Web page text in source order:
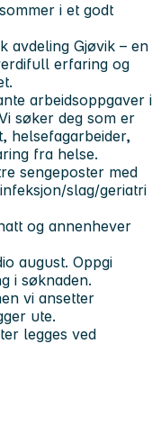
i et godt
avdeling Gjøvik – en
erfaring og
arbeidsoppgaver i
søker deg som er
helsefagarbeider,
fra helse.
sengeposter med
slag/geriatri
og annenhever
august. Oppgi
i søknaden.
vi ansetter
ute.
legges ved